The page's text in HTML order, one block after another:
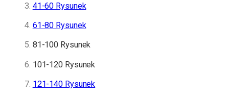
3. 41-60 Rysunek
4. 61-80 Rysunek
5. 81-100 Rysunek
6. 101-120 Rysunek
7. 121-140 Rysunek